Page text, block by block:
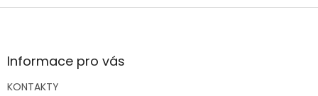
Z
aInformace pro vás
KONTAKTY